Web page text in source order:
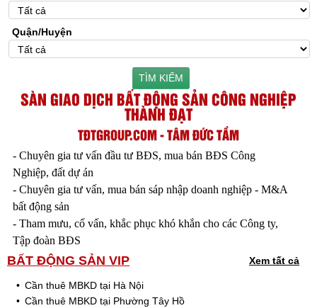
Quận/Huyện
TÌM KIẾM
SÀN GIAO DỊCH BẤT ĐỘNG SẢN CÔNG NGHIỆP
THÀNH ĐẠT
TĐTGROUP.COM - TÂM ĐỨC TẦM
- Chuyên gia tư vấn đầu tư BĐS, mua bán BĐS Công
Nghiệp, đất dự án
- Chuyên gia tư vấn, mua bán sáp nhập doanh nghiệp - M&A
bất động sản
- Tham mưu, cố vấn, khắc phục khó khắn cho các Công ty,
Tập đoàn BĐS
BẤT ĐỘNG SẢN VIP Xem tất cả
Cần thuê MBKD tại Hà Nội
Cần thuê MBKD tại Phường Tây Hồ